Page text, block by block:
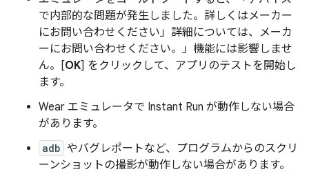
で内部的な問題が発生しました。詳しくはメーカー
にお問い合わせください」詳細については、メーカ
ーにお問い合わせください。」機能には影響しませ
ん。[OK] をクリックして、アプリのテストを開始し
ます。
Wear エミュレータで Instant Run が動作しない場合
があります。
adb やバグレポートなど、プログラムからのスクリ
ーンショットの撮影が動作しない場合があります。